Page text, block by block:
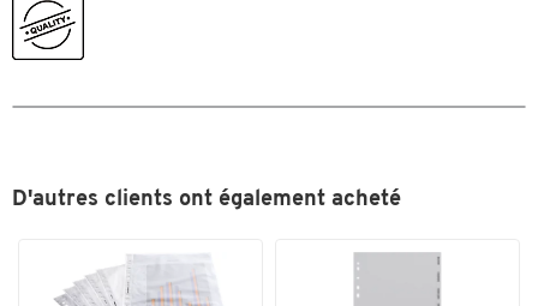
D'autres clients ont également acheté